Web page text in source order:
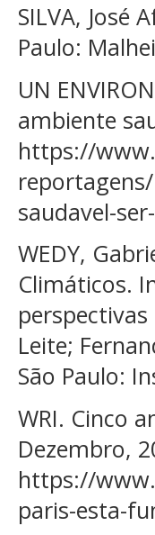
SILVA, José
Paulo:
UN
ambiente
https://
saudavel-
WEDY,
Climáticos.
Leite;
São Paulo:
WRI. Cinco
Dezembro,
https://
paris-esta-